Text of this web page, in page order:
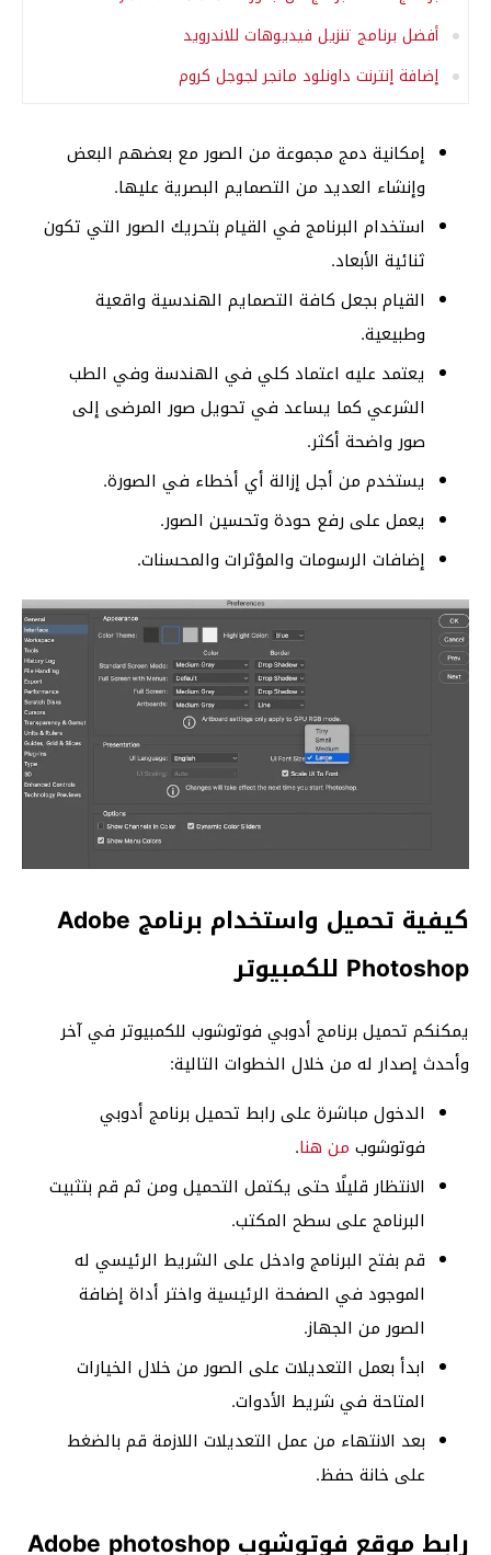
أفضل برنامج تنزيل فيديوهات للاندرويد
إضافة إنترنت داونلود مانجر لجوجل كروم
إمكانية دمج مجموعة من الصور مع بعضهم البعض
وإنشاء العديد من التصمايم البصرية عليها.
استخدام البرنامج في القيام بتحريك الصور التي تكون
ثنائية الأبعاد.
القيام بجعل كافة التصمايم الهندسية واقعية
وطبيعية.
يعتمد عليه اعتماد كلي في الهندسة وفي الطب
الشرعي كما يساعد في تحويل صور المرضى إلى
صور واضحة أكثر.
يستخدم من أجل إزالة أي أخطاء في الصورة.
يعمل على رفع حودة وتحسين الصور.
إضافات الرسومات والمؤثرات والمحسنات.
كيفية تحميل واستخدام برنامج Adobe
Photoshop للكمبيوتر
يمكنكم تحميل برنامج أدوبي فوتوشوب للكمبيوتر في آخر
وأحدث إصدار له من خلال الخطوات التالية:
الدخول مباشرة على رابط تحميل برنامج أدوبي
فوتوشوب من هنا.
الانتظار قليلًا حتى يكتمل التحميل ومن ثم قم بتثبيت
البرنامج على سطح المكتب.
قم بفتح البرنامج وادخل على الشريط الرئيسي له
الموجود في الصفحة الرئيسية واختر أداة إضافة
الصور من الجهاز.
ابدأ بعمل التعديلات على الصور من خلال الخيارات
المتاحة في شريط الأدوات.
بعد الانتهاء من عمل التعديلات اللازمة قم بالضغط
على خانة حفظ.
رابط موقع فوتوشوب Adobe photoshop